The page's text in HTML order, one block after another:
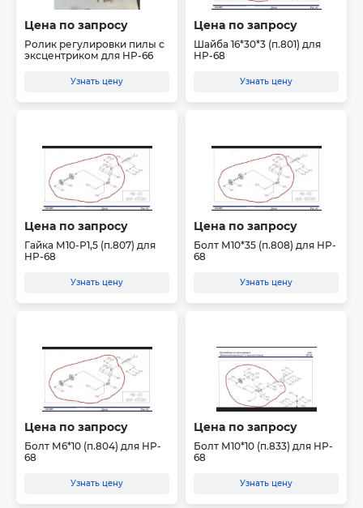
Цена по запросу
Ролик регулировки пилы с
эксцентриком для HP-66
Узнать цену
Цена по запросу
Шайба 16*30*3 (п.801) для
HP-68
Узнать цену
Цена по запросу
Гайка М10-Р1,5 (п.807) для
HP-68
Узнать цену
Цена по запросу
Болт М10*35 (п.808) для HP-
68
Узнать цену
Цена по запросу
Болт М6*10 (п.804) для HP-
68
Узнать цену
Цена по запросу
Болт М10*10 (п.833) для HP-
68
Узнать цену